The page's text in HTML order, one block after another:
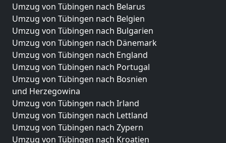
Umzug von Tübingen nach Belarus
Umzug von Tübingen nach Belgien
Umzug von Tübingen nach Bulgarien
Umzug von Tübingen nach Dänemark
Umzug von Tübingen nach England
Umzug von Tübingen nach Portugal
Umzug von Tübingen nach Bosnien
und Herzegowina
Umzug von Tübingen nach Irland
Umzug von Tübingen nach Lettland
Umzug von Tübingen nach Zypern
Umzug von Tübingen nach Kroatien